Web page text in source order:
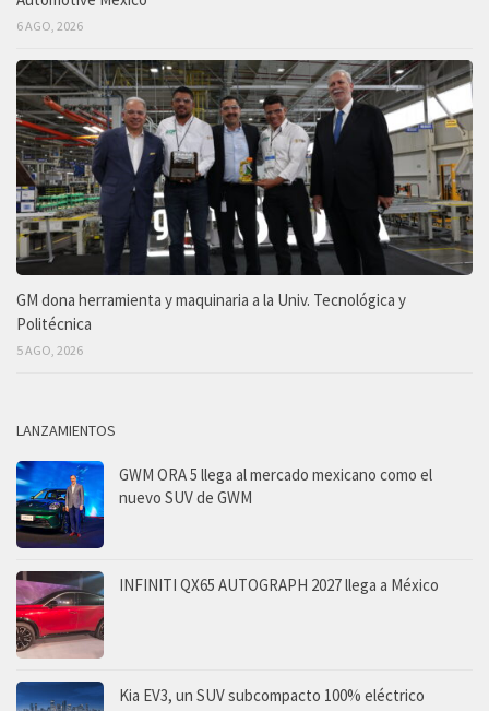
6 AGO, 2026
GM dona herramienta y maquinaria a la Univ. Tecnológica y
Politécnica
5 AGO, 2026
LANZAMIENTOS
GWM ORA 5 llega al mercado mexicano como el
nuevo SUV de GWM
INFINITI QX65 AUTOGRAPH 2027 llega a México
Kia EV3, un SUV subcompacto 100% eléctrico